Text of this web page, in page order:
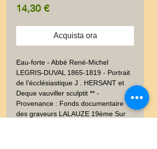
14,30 €Prezzo
Acquista ora
Eau-forte - Abbé René-Michel
LEGRIS-DUVAL 1865-1819 - Portrait
de l'écclésiastique J . HERSANT et
Deque vauviller sculptit ** -
Provenance : Fonds documentaire
des graveurs LALAUZE 19ème Sur